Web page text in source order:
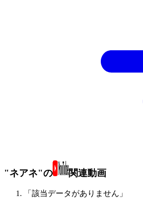
"ネアネ"の 関連動画
「該当データがありません」